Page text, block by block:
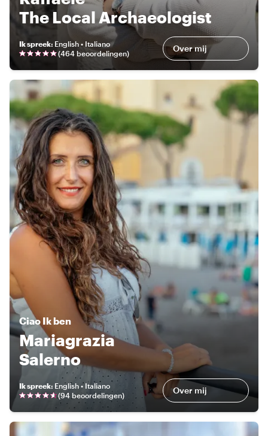
The Local Archaeologist
Ik spreek: English • Italiano
(464 beoordelingen) Over mij
Ciao Ik ben
Mariagrazia
Salerno
Ik spreek: English • Italiano
(94 beoordelingen) Over mij